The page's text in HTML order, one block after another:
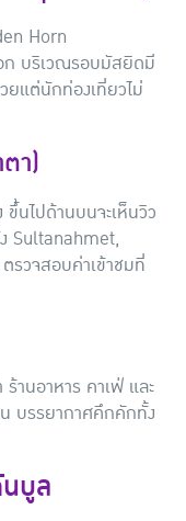
Horn
ก บริเวณรอบมัสยิดมี
แต่นักท่องเที่ยวไม่
า)
นไปด้านบนจะเห็นวิว
Sultanahmet,
รวจสอบค่าเข้าชมที่
านอาหาร คาเฟ่ และ
บรรยากาศคึกคักทั้ง
บูล